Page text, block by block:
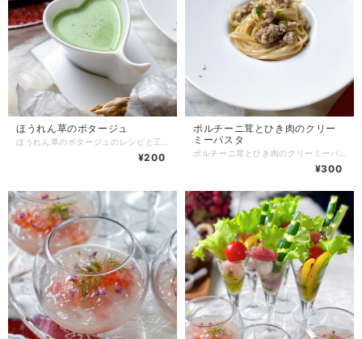
ほうれん草のポタージュ
¥200
ポルチーニ茸とひき肉のクリー
ミーパスタ
¥300